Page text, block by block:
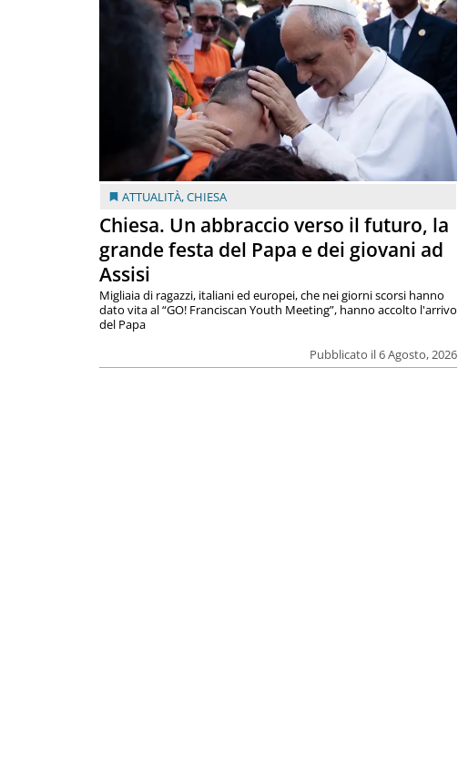
ATTUALITÀ,CHIESA
Chiesa. Un abbraccio verso il futuro, la
grande festa del Papa e dei giovani ad
Assisi
Pubblicato il 6 Agosto, 2026
Migliaia di ragazzi, italiani ed europei, che nei giorni scorsi hanno
dato vita al “GO! Franciscan Youth Meeting”, hanno accolto l'arrivo
del Papa